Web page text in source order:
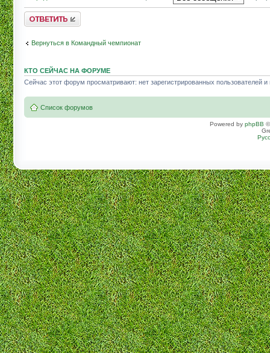
Комментировать
Вернуться в Командный чемпионат
КТО СЕЙЧАС НА ФОРУМЕ
Сейчас этот форум просматривают: нет зарегистрированных пользователей и
Список форумов
Powered by phpBB